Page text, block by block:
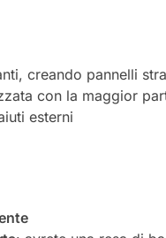
creando pannelli
con la maggior
esterni